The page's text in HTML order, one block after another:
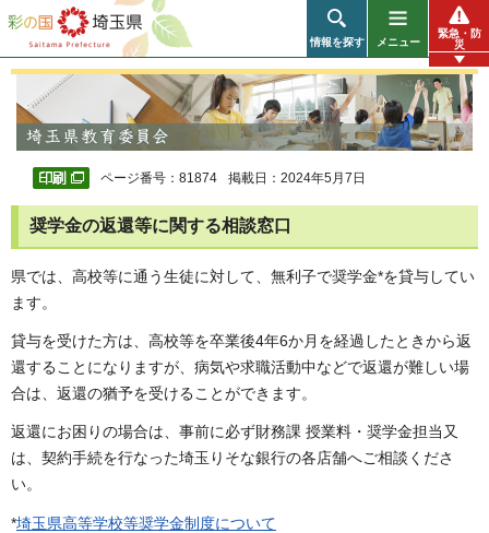
彩の国 埼玉県
情報を探す メニュー
緊急・防
災
ページ番号：81874 掲載日：2024年5月7日
奨学金の返還等に関する相談窓口
県では、高校等に通う生徒に対して、無利子で奨学金*を貸与してい
ます。
貸与を受けた方は、高校等を卒業後4年6か月を経過したときから返
還することになりますが、病気や求職活動中などで返還が難しい場
合は、返還の猶予を受けることができます。
返還にお困りの場合は、事前に必ず財務課 授業料・奨学金担当又
は、契約手続を行なった埼玉りそな銀行の各店舗へご相談くださ
い。
*埼玉県高等学校等奨学金制度について